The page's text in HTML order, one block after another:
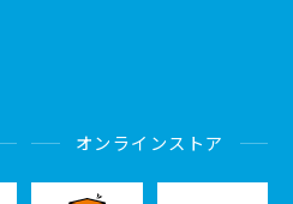
オンラインストア